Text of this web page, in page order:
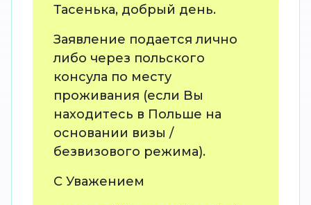
Тасенька, добрый день.
Заявление подается лично
либо через польского
консула по месту
проживания (если Вы
находитесь в Польше на
основании визы /
безвизового режима).
С Уважением